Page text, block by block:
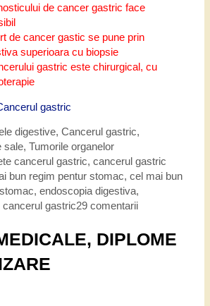
de cancer gastric face
de cancer gastic se pune prin
superioara cu biopsie
gastric este chirurgical, cu
gastric
digestive, Cancerul gastric,
sale, Tumorile organelor
cancerul gastric, cancerul gastric
bun regim pentur stomac, cel mai bun
, endoscopia digestiva,
gastric29 comentarii
DIPLOME